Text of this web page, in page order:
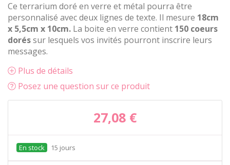
Ce terrarium doré en verre et métal pourra être
personnalisé avec deux lignes de texte. Il mesure 18cm
x 5,5cm x 10cm. La boite en verre contient 150 coeurs
doréssur lesquels vos invités pourront inscrire leurs
messages.
Plus de détails
Posez une question sur ce produit
27,08 €
15 jours